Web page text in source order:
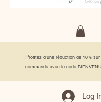
Profitez d'une réduction de 10%
commande avec le code
Log